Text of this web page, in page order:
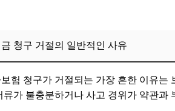
3) 전문가 조언과 객관적 데이터 활용
4. 운전자보험 청구 거절 시 법적 대
1) 법적 대응 절차와 준비 사항
청구 거절의 일반적인 사유
험 청구가 거절되는 가장 흔한 이유는
류가 불충분하거나 사고 경위가 약관